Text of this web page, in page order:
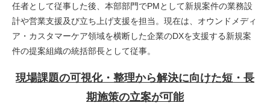
任者として従事した後、本部部門でPMとして新規案件の業務設
計や営業支援及び立ち上げ支援を担当。現在は、オウンドメディ
ア・カスタマーケア領域を横断した企業のDXを支援する新規案
件の提案組織の統括部長として従事。
現場課題の可視化・整理から解決に向けた短・長
期施策の立案が可能